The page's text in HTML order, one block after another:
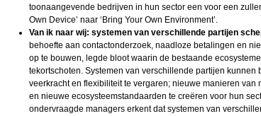
toonaangevende bedrijven in hun sector een voor een
Own Device’ naar ‘Bring Your Own Environment’.
Van ik naar wij: systemen van verschillende partijen
behoefte aan contactonderzoek, naadloze betalingen en
op te bouwen, legde bloot waarin de bestaande
tekortschoten. Systemen van verschillende partijen kunnen
veerkracht en flexibiliteit te vergaren; nieuwe manieren van
en nieuwe ecosysteemstandaarden te creëren voor hun
ondervraagde managers erkent dat systemen van